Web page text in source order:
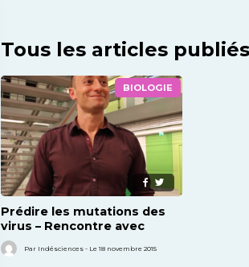
Tous les articles
BIOLOGIE
Prédire les mutations des
virus – Rencontre avec
Marco Vignuzzi
Par Indésciences - Le 18 novembre 2015